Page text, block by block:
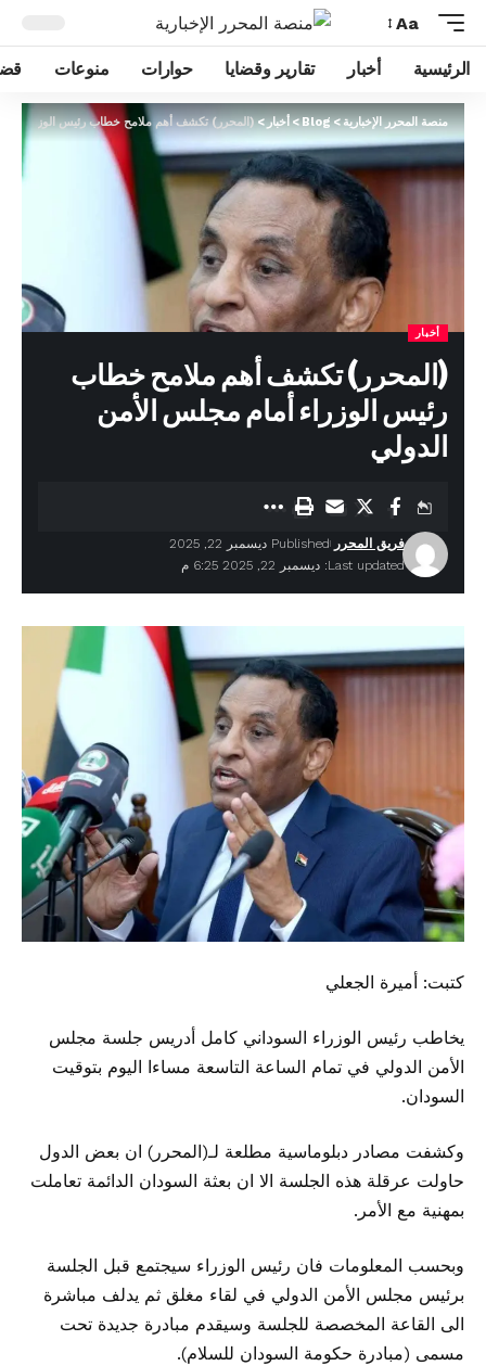
Aa
الرئيسية أخبار تقارير وقضايا حوارات منوعات
منصة المحرر الإخبارية>
Blog
>أخبار>(المحرر) تكشف أهم ملامح خطاب رئيس الوزراء
أخبار
(المحرر) تكشف أهم ملامح خطاب
رئيس الوزراء أمام مجلس الأمن
الدولي
Last updated: ديسمبر 22, 2025 6:25 م
فريق المحرر Published ديسمبر 22, 2025
كتبت: أميرة الجعلي
يخاطب رئيس الوزراء السوداني كامل أدريس جلسة مجلس
الأمن الدولي في تمام الساعة التاسعة مساءا اليوم بتوقيت
السودان.
وكشفت مصادر دبلوماسية مطلعة لـ(المحرر) ان بعض الدول
حاولت عرقلة هذه الجلسة الا ان بعثة السودان الدائمة تعاملت
بمهنية مع الأمر.
وبحسب المعلومات فان رئيس الوزراء سيجتمع قبل الجلسة
برئيس مجلس الأمن الدولي في لقاء مغلق ثم يدلف مباشرة
الى القاعة المخصصة للجلسة وسيقدم مبادرة جديدة تحت
مسمى (مبادرة حكومة السودان للسلام).